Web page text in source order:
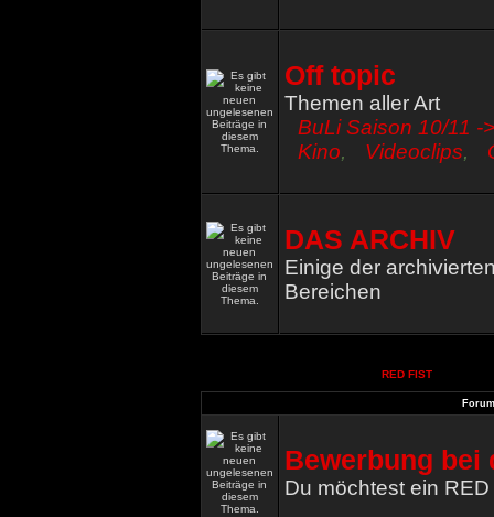
Off topic
Themen aller Art
BuLi Saison 10/11 -
Kino, Videoclips,
DAS ARCHIV
Einige der
Bereichen
RED FIST
Bewerbung bei
Du möchtest ein